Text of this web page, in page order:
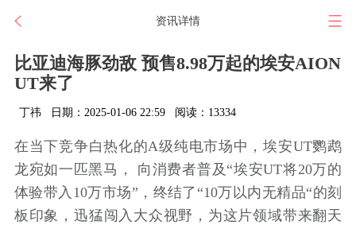
资讯详情
比亚迪海豚劲敌 预售8.98万起的埃安AION
UT来了
丁祎 日期：2025-01-06 22:59 阅读：13334
在当下竞争白热化的A级纯电市场中，埃安UT鹦鹉
龙宛如一匹黑马， 向消费者普及“埃安UT将20万的
体验带入10万市场”，终结了“10万以内无精品“的刻
板印象，迅猛闯入大众视野，为这片领域带来翻天